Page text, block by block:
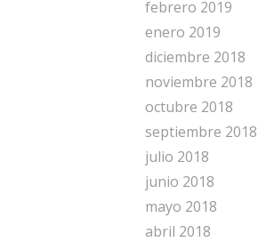
febrero 2019
enero 2019
diciembre 2018
noviembre 2018
octubre 2018
septiembre 2018
julio 2018
junio 2018
mayo 2018
abril 2018